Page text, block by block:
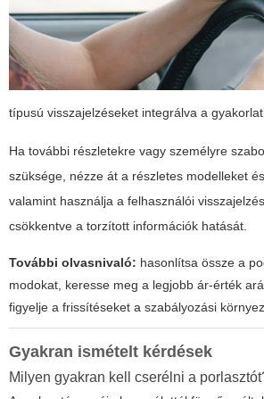
típusú visszajelzéseket integrálva a
Ha további részletekre vagy személyre
szüksége, nézze át a részletes modelleket
valamint használja a felhasználói
csökkentve a torzított információk hatását.
További olvasnivaló: hasonlítsa össze a
modokat, keresse meg a legjobb ár-érték
figyelje a frissítéseket a szabályozási
Gyakran ismételt kérdések
Milyen gyakran kell cserélni a